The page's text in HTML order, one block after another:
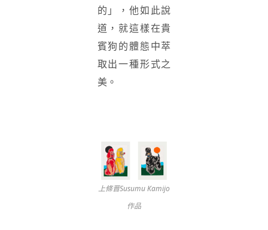
的」，他如此說
道，就這樣在貴
賓狗的體態中萃
取出一種形式之
美。
上條晋Susumu Kamijo
作品